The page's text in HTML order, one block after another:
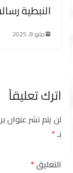
النبطية
مايو 8, 2025
اترك تعليقاً
لن يتم نشر عنوان
بـ*
التعليق*